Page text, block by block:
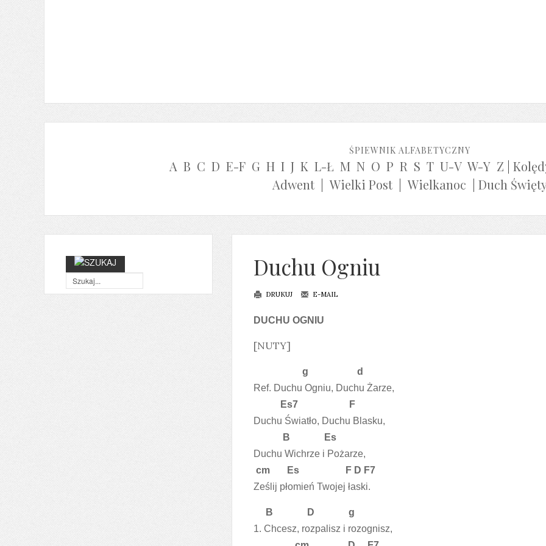
ŚPIEWNIK ALFABETYCZNY
A B C D E-F G H I J K L-Ł M N O P R S T U-V W-Y Z
Adwent| Wielki Post| Wielkanoc Duch
Duchu Ogniu
DRUKUJ E-MAIL
DUCHU OGNIU
[NUTY]
g d
Ref. Duchu Ogniu, Duchu Żarze,
Es7 F
Duchu Światło, Duchu Blasku,
B Es
Duchu Wichrze i Pożarze,
cm Es F D F7
Ześlij płomień Twojej łaski.
B D g
1. Chcesz, rozpalisz i rozognisz,